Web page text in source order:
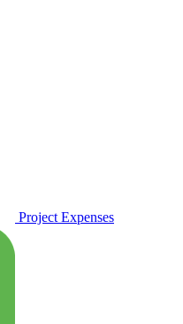
Project Expenses